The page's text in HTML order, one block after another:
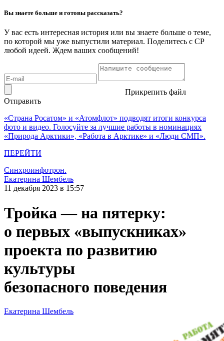
Вы знаете больше и готовы рассказать?
У вас есть интересная история или вы знаете больше о теме,
по которой мы уже выпустили материал. Поделитесь с СР
любой идеей. Ждем ваших сообщений!
Прикрепить файл
Отправить
«Страна Росатом» и «Атомфлот» подводят итоги конкурса
фото и видео. Голосуйте за лучшие работы в номинациях
«Природа Арктики», «Работа в Арктике» и «Люди СМП».
ПЕРЕЙТИ
Синхроинфотрон.
Екатерина Шембель
11 декабря 2023 в 15:57
Тройка — ​на пятерку:
о первых «выпускниках»
проекта по развитию
культуры
безопасного поведения
Екатерина Шембель